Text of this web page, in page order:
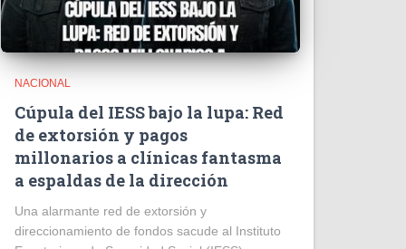
NACIONAL
Cúpula del IESS bajo la lupa: Red
de extorsión y pagos
millonarios a clínicas fantasma
a espaldas de la dirección
​Una alarmante red de extorsión y
direccionamiento de fondos sacude al Instituto